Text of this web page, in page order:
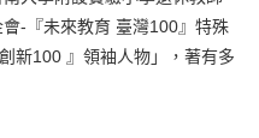
-『未來教育 臺灣100』特殊
新100 』領袖人物」，著有多